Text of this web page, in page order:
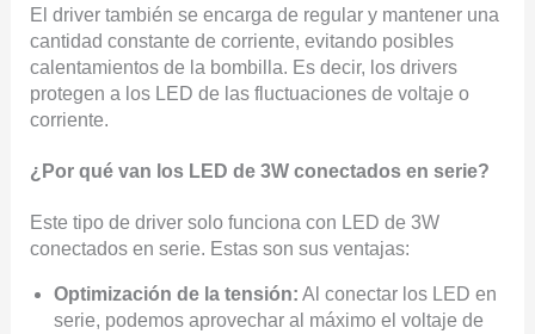
El driver también se encarga de regular y mantener una
cantidad constante de corriente, evitando posibles
calentamientos de la bombilla. Es decir, los drivers
protegen a los LED de las fluctuaciones de voltaje o
corriente.
¿Por qué van los LED de 3W conectados en serie?
Este tipo de driver solo funciona con LED de 3W
conectados en serie. Estas son sus ventajas:
Optimización de la tensión: Al conectar los LED en
serie, podemos aprovechar al máximo el voltaje de